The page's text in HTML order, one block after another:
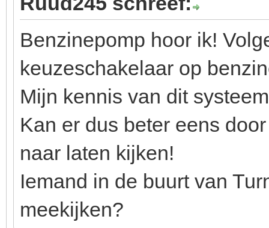
Benzinepomp hoor ik!
keuzeschakelaar op
Mijn kennis van dit
Kan er dus beter eens
naar laten kijken!
Iemand in de buurt van
meekijken?